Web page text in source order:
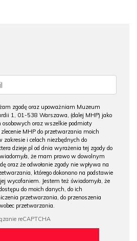
zgodę oraz upoważniam Muzeum
1, 01-538 Warszawa, (dalej MHP) jako
oraz wszelkie podmioty
MHP do przetwarzania moich
zakresie i celach niezbędnych do
dzieje.pl od dnia wyrażenia tej zgody do
a, że mam prawo w dowolnym
oraz że odwołanie zgody nie wpływa na
którego dokonano na podstawie
wycofaniem. Jestem też świadomy/a, że
do moich danych, do ich
przetwarzania, do przenoszenia
przetwarzania.